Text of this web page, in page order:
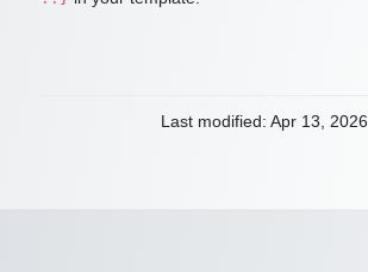
Last modified: Apr 13, 2026.